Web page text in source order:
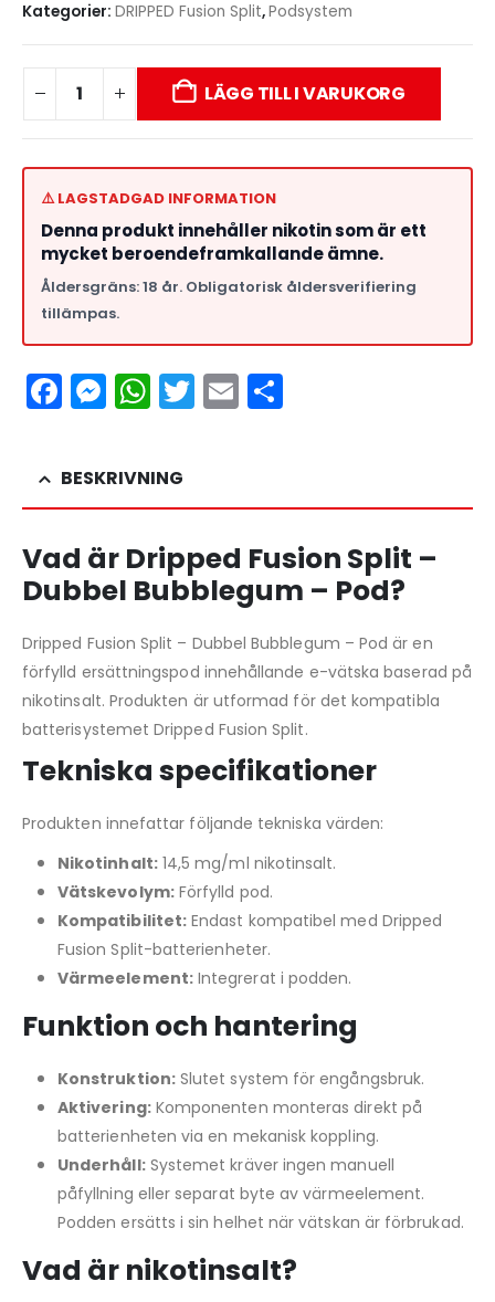
Kategorier: DRIPPED Fusion Split,Podsystem
LÄGG TILL I VARUKORG
⚠️ LAGSTADGAD INFORMATION
Denna produkt innehåller nikotin som är ett
mycket beroendeframkallande ämne.
Åldersgräns: 18 år. Obligatorisk åldersverifiering
tillämpas.
Facebook
Messenger
WhatsApp
Twitter
Email
BESKRIVNING
Vad är Dripped Fusion Split –
Dubbel Bubblegum – Pod?
Dripped Fusion Split – Dubbel Bubblegum – Pod är en
förfylld ersättningspod innehållande e-vätska baserad på
nikotinsalt. Produkten är utformad för det kompatibla
batterisystemet Dripped Fusion Split.
Tekniska specifikationer
Produkten innefattar följande tekniska värden:
Nikotinhalt:14,5 mg/ml nikotinsalt.
Vätskevolym:Förfylld pod.
Kompatibilitet: Endast kompatibel med Dripped
Fusion Split-batterienheter.
Värmeelement:Integrerat i podden.
Funktion och hantering
Konstruktion:Slutet system för engångsbruk.
Aktivering:Komponenten monteras direkt på
batterienheten via en mekanisk koppling.
Underhåll:Systemet kräver ingen manuell
påfyllning eller separat byte av värmeelement.
Podden ersätts i sin helhet när vätskan är förbrukad.
Vad är nikotinsalt?